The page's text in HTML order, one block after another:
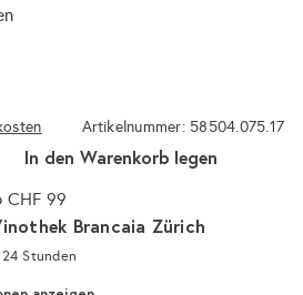
Artikelnummer: 58504.075.17
In den Warenkorb legen
CHF 99
Brancaia Zürich
Stunden